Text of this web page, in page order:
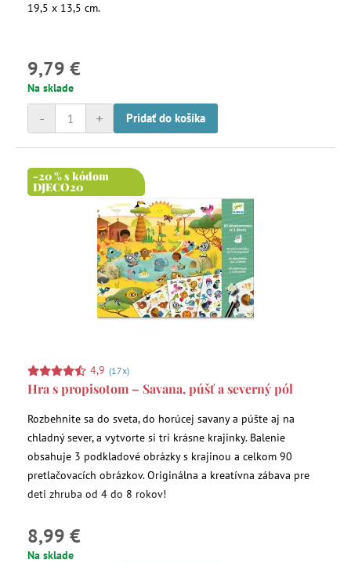
19,5 x 13,5 cm.
9,79 €
Na sklade
+
- Pridať do košíka
-20 % s kódom
DJECO20
4,9 (17x)
Hra s propisotom – Savana, púšť a severný pól
Rozbehnite sa do sveta, do horúcej savany a púšte aj na
chladný sever, a vytvorte si tri krásne krajinky. Balenie
obsahuje 3 podkladové obrázky s krajinou a celkom 90
pretlačovacích obrázkov. Originálna a kreatívna zábava pre
deti zhruba od 4 do 8 rokov!
8,99 €
Na sklade